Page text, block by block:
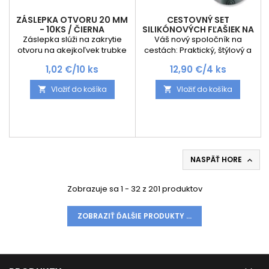
ZÁSLEPKA OTVORU 20 MM
- 10KS / ČIERNA
Záslepka slúži na zakrytie
otvoru na akejkoľvek trubke
priemerom 20 mm . Cena je
za 10ks
Cena
1,02 €/10 ks
 Vložiť do košíka
CESTOVNÝ SET
SILIKÓNOVÝCH FĽAŠIEK NA
KOZMETIKU EMPORA /
ČIERNA
Váš nový spoločník na
cestách: Praktický, štýlový a
Predstavujeme vám
cestovný set silikónových
fľašiek EMPORA v očarujúcej
cestovanie, no nechce robiť
kompromisy medzi
pohodlím a funkčnosťou.
Tento set je navrhnutý tak,
kozmetiky na cesty a
Cena
12,90 €/4 ks
 Vložiť do košíka
NASPÄŤ HORE 
Zobrazuje sa 1 - 32 z 201 produktov
ZOBRAZIŤ ĎALŠIE PRODUKTY ...